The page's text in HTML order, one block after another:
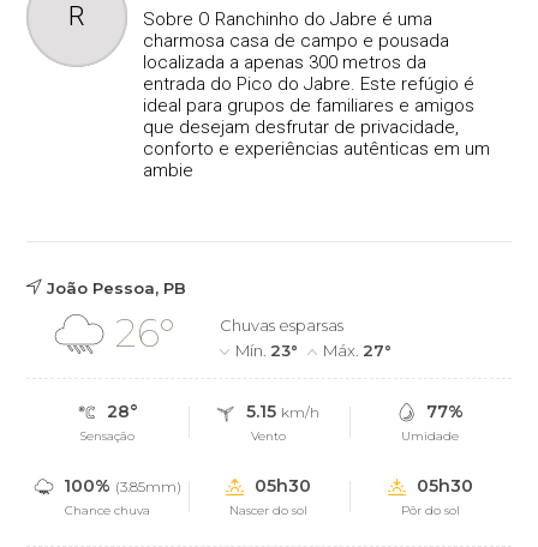
R
Sobre O Ranchinho do Jabre é uma
charmosa casa de campo e pousada
localizada a apenas 300 metros da
entrada do Pico do Jabre. Este refúgio é
ideal para grupos de familiares e amigos
que desejam desfrutar de privacidade,
conforto e experiências autênticas em um
ambie
João Pessoa, PB
26°
Chuvas esparsas
Mín. 23° Máx. 27°
28°
Sensação
5.15 km/h
Vento
77%
Umidade
100% (3.85mm)
Chance chuva
05h30
Nascer do sol
05h30
Pôr do sol